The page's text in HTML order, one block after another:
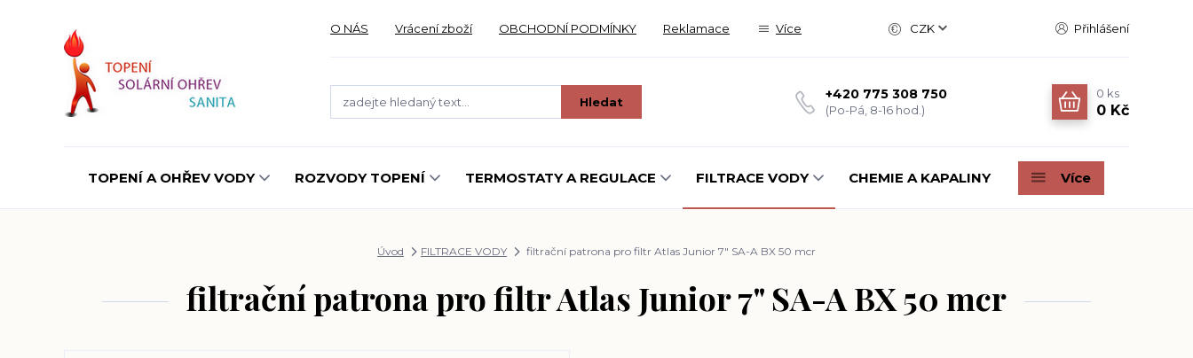
O NÁS Vrácení zboží OBCHODNÍ PODMÍNKY Reklamace Více CZK Přihlášení
Hledat +420 775 308 750
(Po-Pá, 8-16 hod.)
0 ks
0 Kč
TOPENÍ A OHŘEV VODY ROZVODY TOPENÍ TERMOSTATY A REGULACE FILTRACE VODY CHEMIE A KAPALINY Více
Úvod FILTRACE VODY filtrační patrona pro filtr Atlas Junior 7" SA-A BX 50 mcr
filtrační patrona pro filtr Atlas Junior 7" SA-A BX 50 mcr